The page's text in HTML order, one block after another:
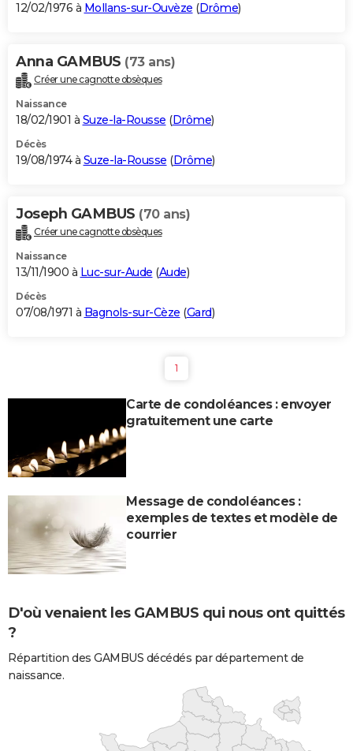
12/02/1976 à Mollans-sur-Ouvèze (Drôme)
Anna GAMBUS (73 ans)
Créer une cagnotte obsèques
Naissance
18/02/1901 à Suze-la-Rousse (Drôme)
Décès
19/08/1974 à Suze-la-Rousse (Drôme)
Joseph GAMBUS (70 ans)
Créer une cagnotte obsèques
Naissance
13/11/1900 à Luc-sur-Aude (Aude)
Décès
07/08/1971 à Bagnols-sur-Cèze (Gard)
1
Carte de condoléances : envoyer
gratuitement une carte
Message de condoléances :
exemples de textes et modèle de
courrier
D'où venaient les GAMBUS qui nous ont quittés
?
Répartition des GAMBUS décédés par département de
naissance.